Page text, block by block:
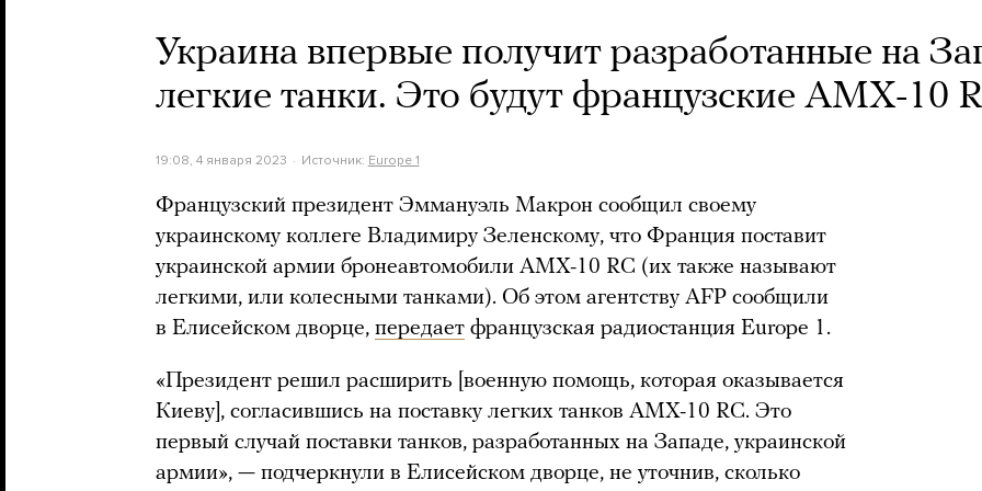
Украина впервые получит разработанные на
легкие танки. Это будут французские AMX-10
19:08, 4 января 2023 Источник: Europe 1
Французский президент Эммануэль Макрон сообщил своему
украинскому коллеге Владимиру Зеленскому, что Франция поставит
украинской армии бронеавтомобили AMX-10 RC (их также называют
легкими, или колесными танками). Об этом агентству AFP сообщили
в Елисейском дворце, передает французская радиостанция Europe 1.
«Президент решил расширить [военную помощь, которая оказывается
Киеву], согласившись на поставку легких танков AMX-10 RC. Это
первый случай поставки танков, разработанных на Западе, украинской
армии», — подчеркнули в Елисейском дворце, не уточнив, сколько